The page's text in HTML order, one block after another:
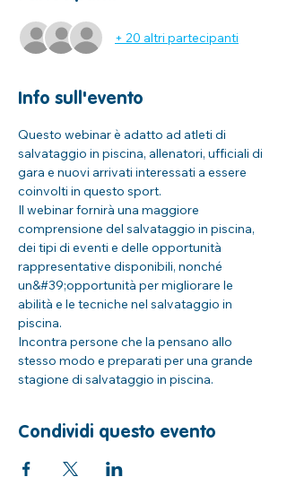
+ 20 altri partecipanti
Info sull'evento
Questo webinar è adatto ad atleti di
salvataggio in piscina, allenatori, ufficiali di
gara e nuovi arrivati interessati a essere
coinvolti in questo sport.
Il webinar fornirà una maggiore
comprensione del salvataggio in piscina,
dei tipi di eventi e delle opportunità
rappresentative disponibili, nonché
un&#39;opportunità per migliorare le
abilità e le tecniche nel salvataggio in
piscina.
Incontra persone che la pensano allo
stesso modo e preparati per una grande
stagione di salvataggio in piscina.
Condividi questo evento